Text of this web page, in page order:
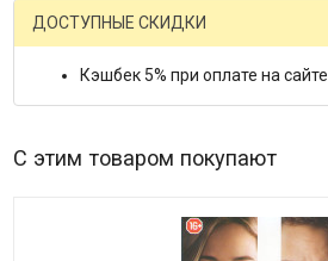
ДОСТУПНЫЕ СКИДКИ
Кэшбек 5% при оплате на сайте
С этим товаром покупают